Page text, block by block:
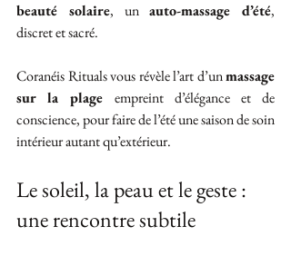
beauté solaire, un auto-massage d’été,
discret et sacré.
Coranéis Rituals vous révèle l’art d’un massage
sur la plage empreint d’élégance et de
conscience, pour faire de l’été une saison de soin
intérieur autant qu’extérieur.
Le soleil, la peau et le geste :
une rencontre subtile